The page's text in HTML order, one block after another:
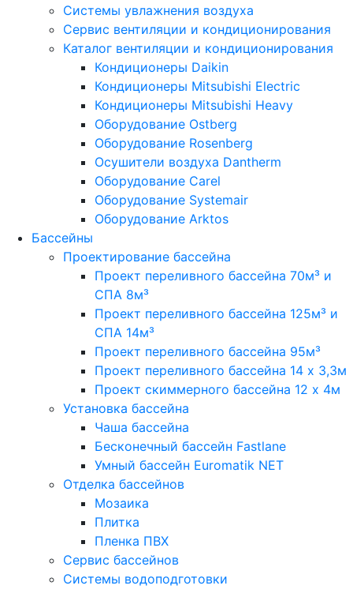
Системы увлажнения воздуха
Сервис вентиляции и кондиционирования
Каталог вентиляции и кондиционирования
Кондиционеры Daikin
Кондиционеры Mitsubishi Electric
Кондиционеры Mitsubishi Heavy
Оборудование Ostberg
Оборудование Rosenberg
Осушители воздуха Dantherm
Оборудование Carel
Оборудование Systemair
Оборудование Arktos
Бассейны
Проектирование бассейна
Проект переливного бассейна 70м³ и
СПА 8м³
Проект переливного бассейна 125м³ и
СПА 14м³
Проект переливного бассейна 95м³
Проект переливного бассейна 14 х 3,3м
Проект скиммерного бассейна 12 х 4м
Установка бассейна
Чаша бассейна
Бесконечный бассейн Fastlane
Умный бассейн Euromatik NET
Отделка бассейнов
Мозаика
Плитка
Пленка ПВХ
Сервис бассейнов
Системы водоподготовки